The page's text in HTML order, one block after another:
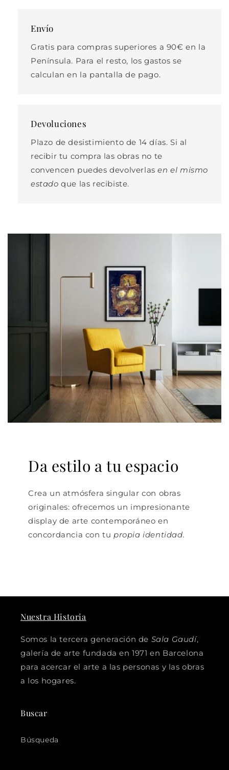
Envío
Gratis para compras superiores a 90€ en la
Península. Para el resto, los gastos se
calculan en la pantalla de pago.
Devoluciones
Plazo de desistimiento de 14 días. Si al
recibir tu compra las obras no te
convencen puedes devolverlasen el mismo
estado que las recibiste.
Da estilo a tu espacio
Crea un atmósfera singular con obras
originales: ofrecemos un impresionante
display de arte contemporáneo en
concordancia con tu propia identidad.
Nuestra Historia
Somos la tercera generación de Sala Gaudí,
galería de arte fundada en 1971 en Barcelona
para acercar el arte a las personas y las obras
a los hogares.
Buscar
Búsqueda